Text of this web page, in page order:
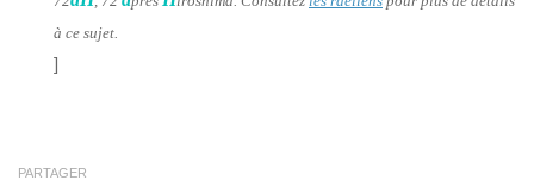
à ce sujet.
]
PARTAGER